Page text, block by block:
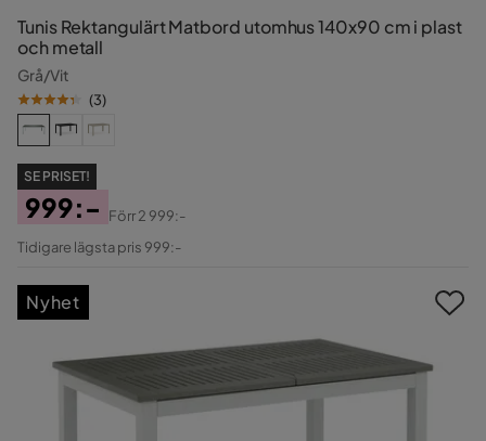
Tunis Rektangulärt Matbord utomhus 140x90 cm i plast
och metall
Grå/Vit
(3)
SE PRISET!
Pris
999:-
Original
Förr2 999:-
Tidigare lägsta pris 999:-
Nyhet